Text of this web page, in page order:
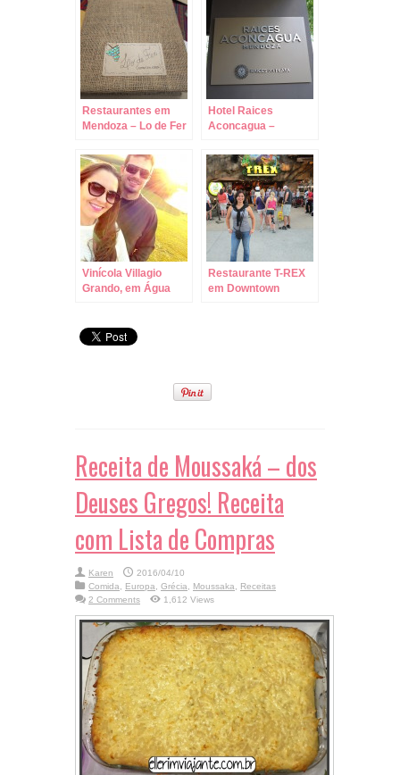
Restaurantes em
Mendoza – Lo de Fer
do Chef!
Hotel Raices
Aconcagua –
Vinícola Villagio
Grando, em Água
Restaurante T-REX
em Downtown
Receita de Moussaká – dos
Deuses Gregos! Receita
com Lista de Compras
Karen
2016/04/10
Comida, Europa, Grécia, Moussaka, Receitas
2 Comments
1,612 Views